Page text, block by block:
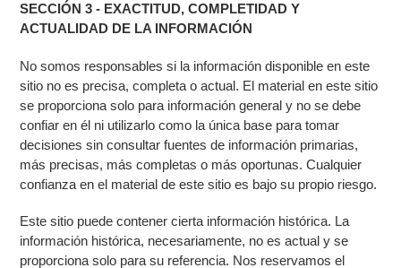
SECCIÓN 3 - EXACTITUD, COMPLETIDAD Y
ACTUALIDAD DE LA INFORMACIÓN
No somos responsables si la información disponible en este
sitio no es precisa, completa o actual. El material en este sitio
se proporciona solo para información general y no se debe
confiar en él ni utilizarlo como la única base para tomar
decisiones sin consultar fuentes de información primarias,
más precisas, más completas o más oportunas. Cualquier
confianza en el material de este sitio es bajo su propio riesgo.
Este sitio puede contener cierta información histórica. La
información histórica, necesariamente, no es actual y se
proporciona solo para su referencia. Nos reservamos el